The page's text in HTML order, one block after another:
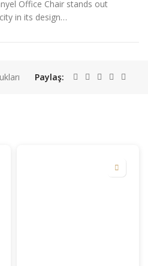
Office Chair stands out
in its design…
Paylaş